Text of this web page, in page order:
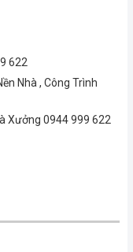
622
Nhà , Công Trình
Xưởng 0944 999 622